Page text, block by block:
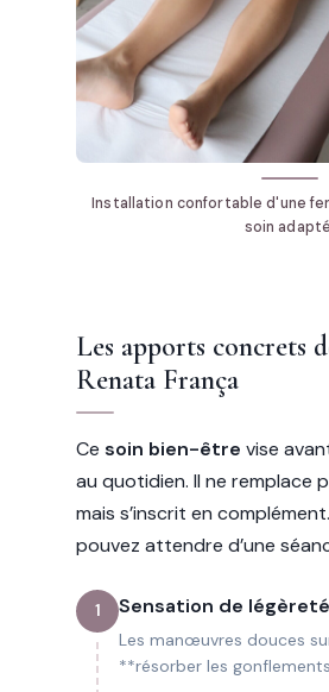
Installation confortable d'une
soin
Les apports concrets
Renata França
Ce soin bien-être vise
au quotidien. Il ne remplace
mais s’inscrit en
pouvez attendre d’une
1 Sensation de légèreté
Les manœuvres douces
**résorber les